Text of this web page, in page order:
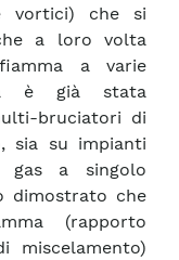
vortici) che si
a loro volta
a varie
è già stata
bruciatori di
sia su impianti
gas a singolo
dimostrato che
(rapporto
miscelamento)